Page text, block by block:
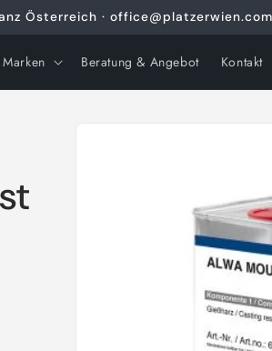
Österreich ·
Marken Beratung & Angebot Kontakt